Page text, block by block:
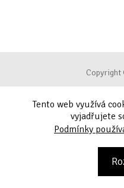
Copyright
Tento web využívá
vyjadřujete
Podmínky